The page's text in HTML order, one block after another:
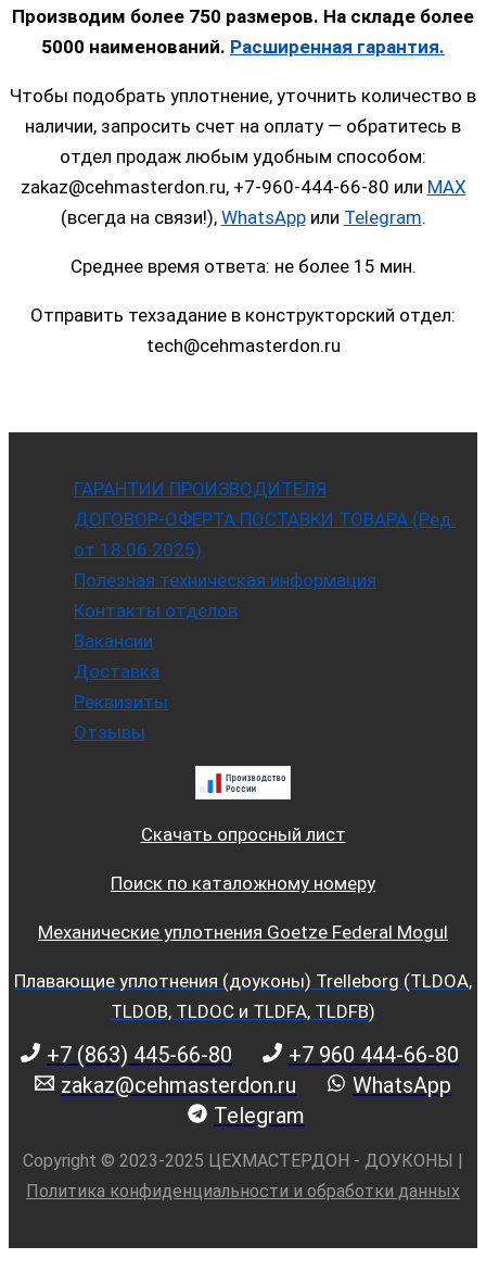
Производим более 750 размеров. На складе более
5000 наименований. Расширенная гарантия.
Чтобы подобрать уплотнение, уточнить количество в
наличии, запросить счет на оплату — обратитесь в
отдел продаж любым удобным способом:
zakaz@cehmasterdon.ru, +7-960-444-66-80 или MAX
(всегда на связи!), WhatsAppили Telegram.
Среднее время ответа: не более 15 мин.
Отправить техзадание в конструкторский отдел:
tech@cehmasterdon.ru
ГАРАНТИИ ПРОИЗВОДИТЕЛЯ
ДОГОВОР-ОФЕРТА ПОСТАВКИ ТОВАРА (Ред.
от 18.06.2025)
Полезная техническая информация
Контакты отделов
Вакансии
Доставка
Реквизиты
Отзывы
Скачать опросный лист
Поиск по каталожному номеру
Механические уплотнения Goetze Federal Mogul
Плавающие уплотнения (доуконы) Trelleborg (TLDOA,
TLDOB, TLDOC и TLDFA, TLDFB)
+7 (863) 445-66-80
+7 960 444-66-80
zakaz@cehmasterdon.ru
WhatsApp
Telegram
Copyright © 2023-2025 ЦЕХМАСТЕРДОН - ДОУКОНЫ |
Политика конфиденциальности и обработки данных